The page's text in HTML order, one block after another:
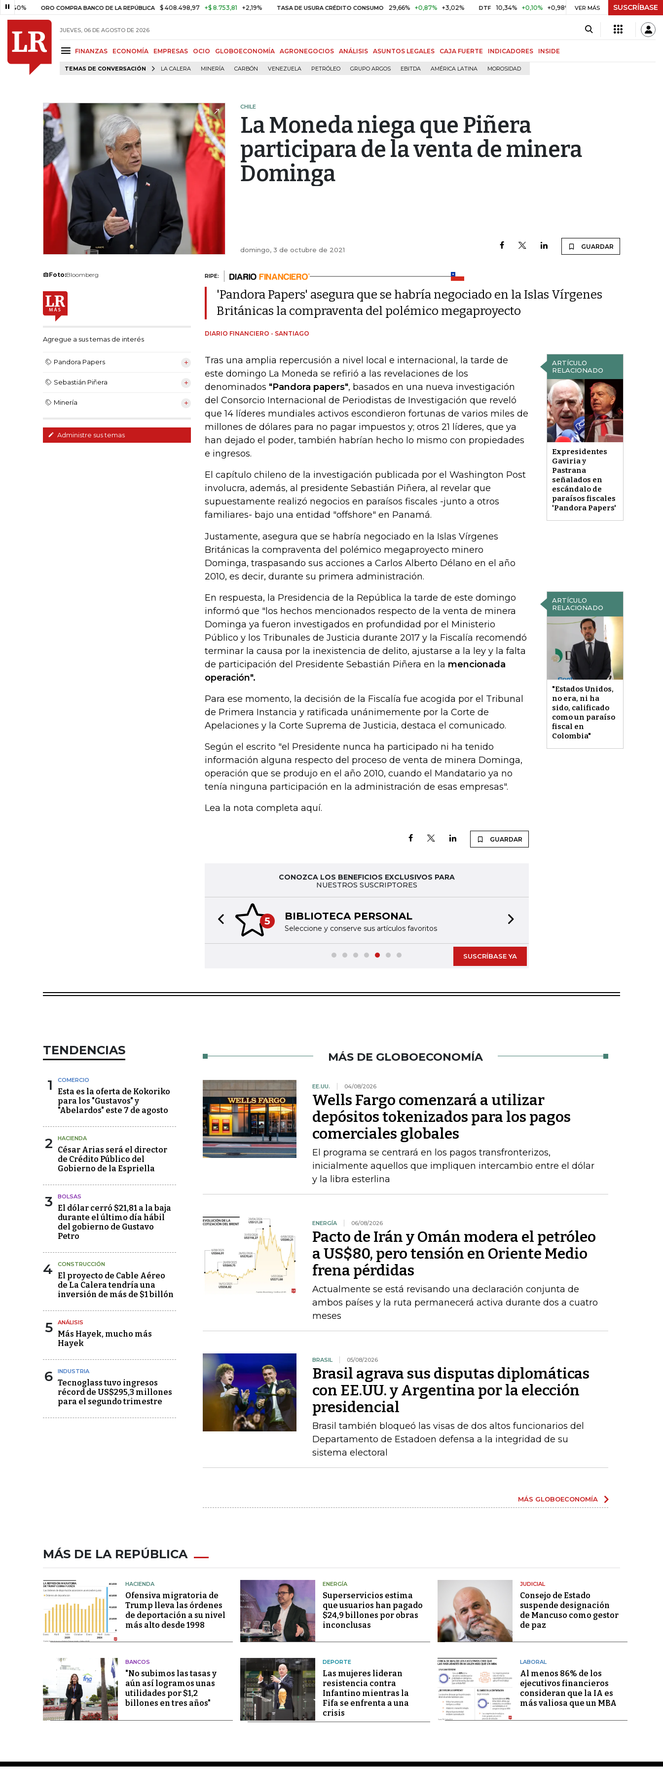
ORO COMPRA BANCO DE LA REPÚBLICA $ 408.498,97 +$ 8.753,81 +2,19% TASA DE USURA CRÉDITO CONSUMO 29,66% +0,87% +3,02% DTF 10,34% +0,10% +0,98% UVR $ 416,86 +$ 0,05 +0,01%
VER MÁS SUSCRÍBASE
JUEVES, 06 DE AGOSTO DE 2026
FINANZAS ECONOMÍA EMPRESAS OCIO GLOBOECONOMÍA AGRONEGOCIOS ANÁLISIS ASUNTOS LEGALES CAJA FUERTE INDICADORES INSIDE
TEMAS DE CONVERSACIÓN LA CALERA MINERÍA CARBÓN VENEZUELA PETRÓLEO GRUPO ARGOS EBITDA AMÉRICA LATINA MOROSIDAD
CHILE
La Moneda niega que Piñera
participara de la venta de minera
Dominga
domingo, 3 de octubre de 2021 GUARDAR
Foto:Bloomberg
Agregue a sus temas de interés
Pandora Papers
Sebastián Piñera
Minería
Administre sus temas
RIPE:
'Pandora Papers' asegura que se habría negociado en la Islas Vírgenes
Británicas la compraventa del polémico megaproyecto
DIARIO FINANCIERO - SANTIAGO
ARTÍCULO
RELACIONADO
Expresidentes
Gaviria y
Pastrana
señalados en
escándalo de
paraísos fiscales
'Pandora Papers'
Tras una amplia repercusión a nivel local e internacional, la tarde de
este domingo La Moneda se refirió a las revelaciones de los
denominados "Pandora papers", basados en una nueva investigación
del Consorcio Internacional de Periodistas de Investigación que reveló
que 14 líderes mundiales activos escondieron fortunas de varios miles de
millones de dólares para no pagar impuestos y; otros 21 líderes, que ya
han dejado el poder, también habrían hecho lo mismo con propiedades
e ingresos.
El capítulo chileno de la investigación publicada por el Washington Post
involucra, además, al presidente Sebastián Piñera, al revelar que
supuestamente realizó negocios en paraísos fiscales -junto a otros
familiares- bajo una entidad "offshore" en Panamá.
Justamente, asegura que se habría negociado en la Islas Vírgenes
Británicas la compraventa del polémico megaproyecto minero
Dominga, traspasando sus acciones a Carlos Alberto Délano en el año
2010, es decir, durante su primera administración.
ARTÍCULO
RELACIONADO
"Estados Unidos,
no era, ni ha
sido, calificado
como un paraíso
fiscal en
Colombia"
En respuesta, la Presidencia de la República la tarde de este domingo
informó que "los hechos mencionados respecto de la venta de minera
Dominga ya fueron investigados en profundidad por el Ministerio
Público y los Tribunales de Justicia durante 2017 y la Fiscalía recomendó
terminar la causa por la inexistencia de delito, ajustarse a la ley y la falta
de participación del Presidente Sebastián Piñera en la mencionada
operación".
Para ese momento, la decisión de la Fiscalía fue acogida por el Tribunal
de Primera Instancia y ratificada unánimemente por la Corte de
Apelaciones y la Corte Suprema de Justicia, destaca el comunicado.
Según el escrito "el Presidente nunca ha participado ni ha tenido
información alguna respecto del proceso de venta de minera Dominga,
operación que se produjo en el año 2010, cuando el Mandatario ya no
tenía ninguna participación en la administración de esas empresas".
Lea la nota completa aquí.
GUARDAR
CONOZCA LOS BENEFICIOS EXCLUSIVOS PARA
NUESTROS SUSCRIPTORES
5 BIBLIOTECA PERSONAL
Seleccione y conserve sus artículos favoritos
Previous slide
SUSCRÍBASE YA
TENDENCIAS
1 COMERCIO
Esta es la oferta de Kokoriko
para los "Gustavos" y
"Abelardos" este 7 de agosto
2 HACIENDA
César Arias será el director
de Crédito Público del
Gobierno de la Espriella
3 BOLSAS
El dólar cerró $21,81 a la baja
durante el último día hábil
del gobierno de Gustavo
Petro
4 CONSTRUCCIÓN
El proyecto de Cable Aéreo
de La Calera tendría una
inversión de más de $1 billón
5 ANÁLISIS
Más Hayek, mucho más
Hayek
6 INDUSTRIA
Tecnoglass tuvo ingresos
récord de US$295,3 millones
para el segundo trimestre
MÁS DE GLOBOECONOMÍA
EE.UU. 04/08/2026
Wells Fargo comenzará a utilizar
depósitos tokenizados para los pagos
comerciales globales
El programa se centrará en los pagos transfronterizos,
inicialmente aquellos que impliquen intercambio entre el dólar
y la libra esterlina
ENERGÍA 06/08/2026
Pacto de Irán y Omán modera el petróleo
a US$80, pero tensión en Oriente Medio
frena pérdidas
Actualmente se está revisando una declaración conjunta de
ambos países y la ruta permanecerá activa durante dos a cuatro
meses
BRASIL 05/08/2026
Brasil agrava sus disputas diplomáticas
con EE.UU. y Argentina por la elección
presidencial
Brasil también bloqueó las visas de dos altos funcionarios del
Departamento de Estadoen defensa a la integridad de su
sistema electoral
MÁS GLOBOECONOMÍA
MÁS DE LA REPÚBLICA
HACIENDA
Ofensiva migratoria de
Trump lleva las órdenes
de deportación a su nivel
más alto desde 1998
ENERGÍA
Superservicios estima
que usuarios han pagado
$24,9 billones por obras
inconclusas
JUDICIAL
Consejo de Estado
suspende designación
de Mancuso como gestor
de paz
BANCOS
"No subimos las tasas y
aún así logramos unas
utilidades por $1,2
billones en tres años"
DEPORTE
Las mujeres lideran
resistencia contra
Infantino mientras la
Fifa se enfrenta a una
crisis
LABORAL
Al menos 86% de los
ejecutivos financieros
consideran que la IA es
más valiosa que un MBA